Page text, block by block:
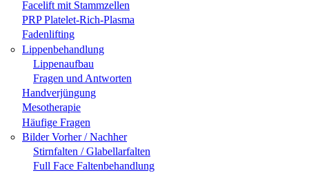
Facelift mit Stammzellen
PRP Platelet-Rich-Plasma
Fadenlifting
Lippenbehandlung
Lippenaufbau
Fragen und Antworten
Handverjüngung
Mesotherapie
Häufige Fragen
Bilder Vorher / Nachher
Stirnfalten / Glabellarfalten
Full Face Faltenbehandlung